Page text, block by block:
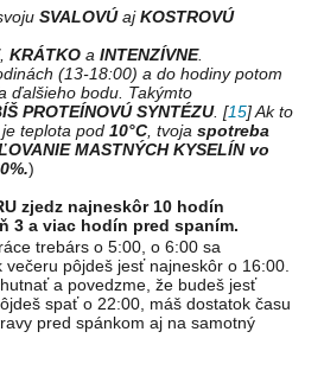
SVALOVÚajKOSTROVÚ
, KRÁTKO a INTENZÍVNE.
(13-18:00) a do hodiny potom
ďalšieho bodu. Takýmto
PROTEÍNOVÚ SYNTÉZU. [15] Ak to
teplota pod 10°C , tvoja spotreba
MASTNÝCH KYSELÍN vo
)
zjedz najneskôr 10 hodín
3 a viac hodín pred spaním.
trebárs o 5:00, o 6:00 sa
večeru pôjdeš jesť najneskôr o 16:00.
a povedzme, že budeš jesť
spať o 22:00, máš dostatok času
pred spánkom aj na samotný